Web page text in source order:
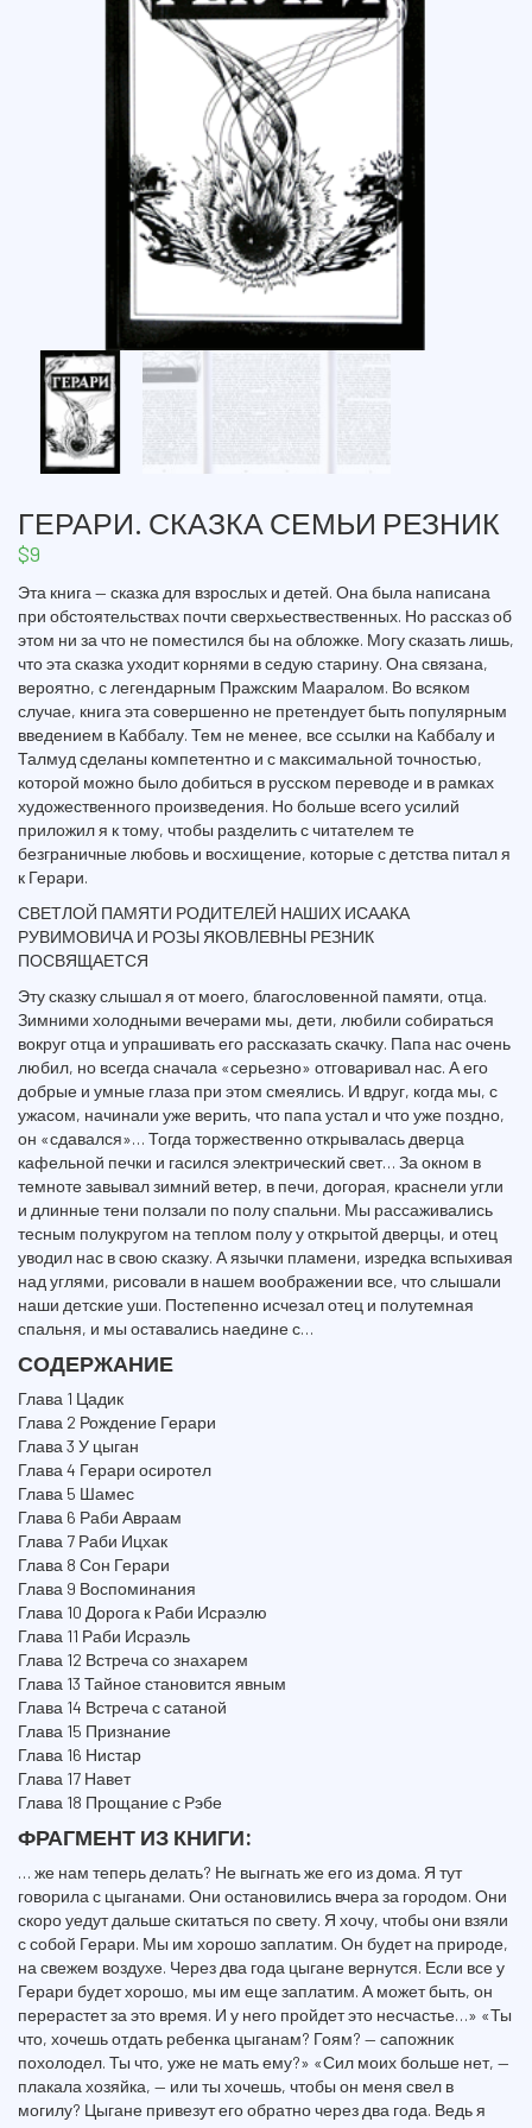
ГЕРАРИ. СКАЗКА СЕМЬИ РЕЗНИК
$9
Эта книга — сказка для взрослых и детей. Она была написана
при обстоятельствах почти сверхьествественных. Но рассказ об
этом ни за что не поместился бы на обложке. Могу сказать лишь,
что эта сказка уходит корнями в седую старину. Она связана,
вероятно, с легендарным Пражским Мааралом. Во всяком
случае, книга эта совершенно не претендует быть популярным
введением в Каббалу. Тем не менее, все ссылки на Каббалу и
Талмуд сделаны компетентно и с максимальной точностью,
которой можно было добиться в русском переводе и в рамках
художественного произведения. Но больше всего усилий
приложил я к тому, чтобы разделить с читателем те
безграничные любовь и восхищение, которые с детства питал я
к Герари.
СВЕТЛОЙ ПАМЯТИ РОДИТЕЛЕЙ НАШИХ ИСААКА
РУВИМОВИЧА И РОЗЫ ЯКОВЛЕВНЫ РЕЗНИК
ПОСВЯЩАЕТСЯ
Эту сказку слышал я от моего, благословенной памяти, отца.
Зимними холодными вечерами мы, дети, любили собираться
вокруг отца и упрашивать его рассказать скачку. Папа нас очень
любил, но всегда сначала «серьезно» отговаривал нас. А его
добрые и умные глаза при этом смеялись. И вдруг, когда мы, с
ужасом, начинали уже верить, что папа устал и что уже поздно,
он «сдавался»… Тогда торжественно открывалась дверца
кафельной печки и гасился электрический свет… За окном в
темноте завывал зимний ветер, в печи, догорая, краснели угли
и длинные тени ползали по полу спальни. Мы рассаживались
тесным полукругом на теплом полу у открытой дверцы, и отец
уводил нас в свою сказку. А язычки пламени, изредка вспыхивая
над углями, рисовали в нашем воображении все, что слышали
наши детские уши. Постепенно исчезал отец и полутемная
спальня, и мы оставались наедине с…
СОДЕРЖАНИЕ
Глава 1 Цадик
Глава 2 Рождение Герари
Глава 3 У цыган
Глава 4 Герари осиротел
Глава 5 Шамес
Глава 6 Раби Авраам
Глава 7 Раби Ицхак
Глава 8 Сон Герари
Глава 9 Воспоминания
Глава 10 Дорога к Раби Исраэлю
Глава 11 Раби Исраэль
Глава 12 Встреча со знахарем
Глава 13 Тайное становится явным
Глава 14 Встреча с сатаной
Глава 15 Признание
Глава 16 Нистар
Глава 17 Навет
Глава 18 Прощание с Рэбе
ФРАГМЕНТ ИЗ КНИГИ:
… же нам теперь делать? Не выгнать же его из дома. Я тут
говорила с цыганами. Они остановились вчера за городом. Они
скоро уедут дальше скитаться по свету. Я хочу, чтобы они взяли
с собой Герари. Мы им хорошо заплатим. Он будет на природе,
на свежем воздухе. Через два года цыгане вернутся. Если все у
Герари будет хорошо, мы им еще заплатим. А может быть, он
перерастет за это время. И у него пройдет это несчастье…» «Ты
что, хочешь отдать ребенка цыганам? Гоям? — сапожник
похолодел. Ты что, уже не мать ему?» «Сил моих больше нет, —
плакала хозяйка, — или ты хочешь, чтобы он меня свел в
могилу? Цыгане привезут его обратно через два года. Ведь я